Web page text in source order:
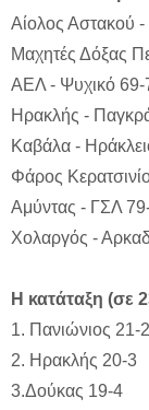
Αίολος Αστακού -
Μαχητές Δόξας
ΑΕΛ - Ψυχικό 69-
Ηρακλής -
Καβάλα -
Φάρος
Αμύντας - ΓΣΛ
Χολαργός -
Η κατάταξη (σε
1. Πανιώνιος 21-2
2. Ηρακλής 20-3
3.Δούκας 19-4